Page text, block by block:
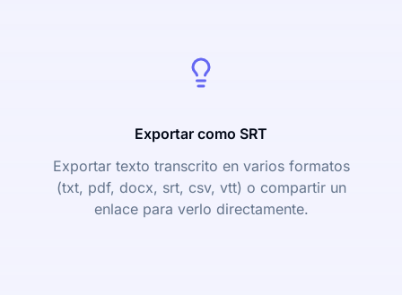
Exportar como SRT
Exportar texto transcrito en varios formatos
(txt, pdf, docx, srt, csv, vtt) o compartir un
enlace para verlo directamente.